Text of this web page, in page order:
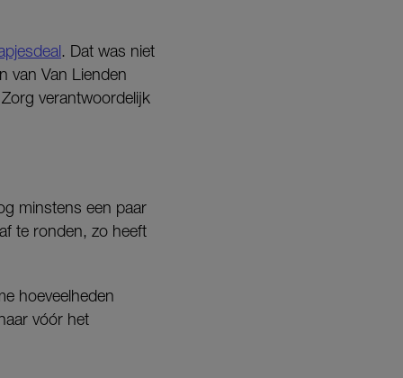
. Dat was niet
van Van Lienden
verantwoordelijk
minstens een paar
te ronden, zo heeft
hoeveelheden
vóór het